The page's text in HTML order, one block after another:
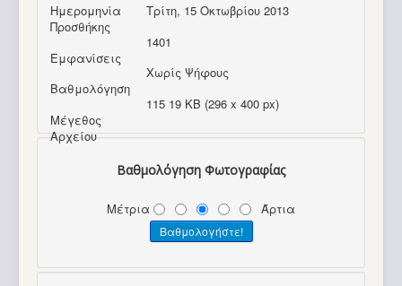
Ημερομηνία
Προσθήκης
Τρίτη, 15 Οκτωβρίου 2013
Εμφανίσεις
1401
Βαθμολόγηση
Χωρίς Ψήφους
Μέγεθος
Αρχείου
115 19 KB (296 x 400 px)
Βαθμολόγηση Φωτογραφίας
Μέτρια Άρτια